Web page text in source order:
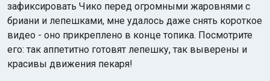
зафиксировать Чико перед огромными жаровнями с
бриани и лепешками, мне удалось даже снять короткое
видео - оно прикреплено в конце топика. Посмотрите
его: так аппетитно готовят лепешку, так выверены и
красивы движения пекаря!